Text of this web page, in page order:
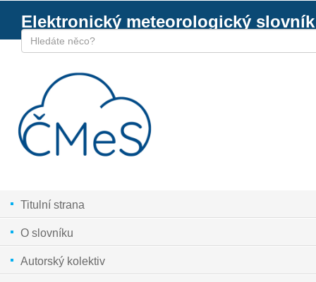
Elektronický meteorologický slovník
Titulní strana
O slovníku
Autorský kolektiv